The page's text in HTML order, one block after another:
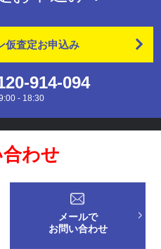
仮査定お申込み
914-094
- 18:30
わせ
メールで
お問い合わせ